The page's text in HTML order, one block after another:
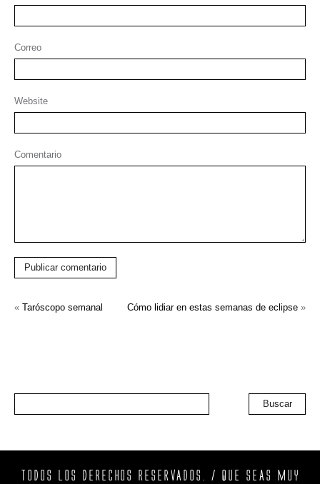
Correo
Website
Comentario
Publicar comentario
« Taróscopo semanal Cómo lidiar en estas semanas de eclipse »
Buscar
TODOS LOS DERECHOS RESERVADOS. / QUE SEAS MUY